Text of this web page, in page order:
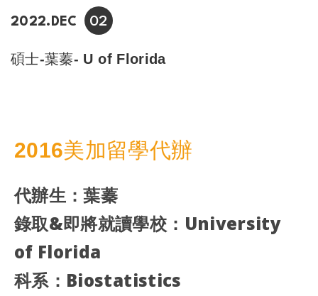
2022.DEC 02
碩士-葉蓁- U of Florida
2016美加留學代辦
代辦生：葉蓁
錄取&即將就讀學校：University
of Florida
科系：Biostatistics